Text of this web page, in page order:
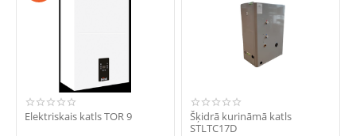
Elektriskais katls TOR 9
Šķidrā kurināmā katls
STLTC17D